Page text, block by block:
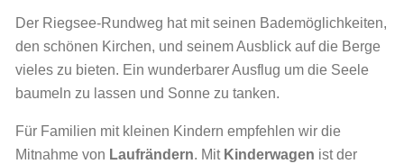
Der Riegsee-Rundweg hat mit seinen Bademöglichkeiten,
den schönen Kirchen, und seinem Ausblick auf die Berge
vieles zu bieten. Ein wunderbarer Ausflug um die Seele
baumeln zu lassen und Sonne zu tanken.
Für Familien mit kleinen Kindern empfehlen wir die
Mitnahme von Laufrändern. Mit Kinderwagen ist der